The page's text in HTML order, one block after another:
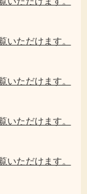
を
いただけます。
いただけます。
いただけます。
いただけます。